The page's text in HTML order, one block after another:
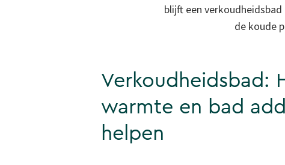
blijft een
de koude
Verkoudheidsbad:
warmte en bad
helpen